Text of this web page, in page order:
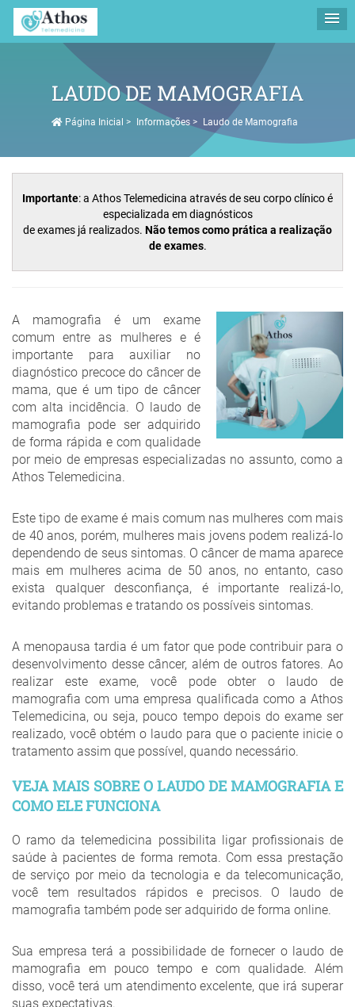
LAUDO DE MAMOGRAFIA
Página Inicial > Informações > Laudo de Mamografia
Importante: a Athos Telemedicina através de seu corpo clínico é
especializada em diagnósticos
de exames já realizados. Não temos como prática a realização
de exames.
A mamografia é um exame
comum entre as mulheres e é
importante para auxiliar no
diagnóstico precoce do câncer de
mama, que é um tipo de câncer
com alta incidência. O laudo de
mamografia pode ser adquirido
de forma rápida e com qualidade
por meio de empresas especializadas no assunto, como a
Athos Telemedicina.
Este tipo de exame é mais comum nas mulheres com mais
de 40 anos, porém, mulheres mais jovens podem realizá-lo
dependendo de seus sintomas. O câncer de mama aparece
mais em mulheres acima de 50 anos, no entanto, caso
exista qualquer desconfiança, é importante realizá-lo,
evitando problemas e tratando os possíveis sintomas.
A menopausa tardia é um fator que pode contribuir para o
desenvolvimento desse câncer, além de outros fatores. Ao
realizar este exame, você pode obter o laudo de
mamografia com uma empresa qualificada como a Athos
Telemedicina, ou seja, pouco tempo depois do exame ser
realizado, você obtém o laudo para que o paciente inicie o
tratamento assim que possível, quando necessário.
VEJA MAIS SOBRE O LAUDO DE MAMOGRAFIA E
COMO ELE FUNCIONA
O ramo da telemedicina possibilita ligar profissionais de
saúde à pacientes de forma remota. Com essa prestação
de serviço por meio da tecnologia e da telecomunicação,
você tem resultados rápidos e precisos. O laudo de
mamografia também pode ser adquirido de forma online.
Sua empresa terá a possibilidade de fornecer o laudo de
mamografia em pouco tempo e com qualidade. Além
disso, você terá um atendimento excelente, que irá superar
suas expectativas.